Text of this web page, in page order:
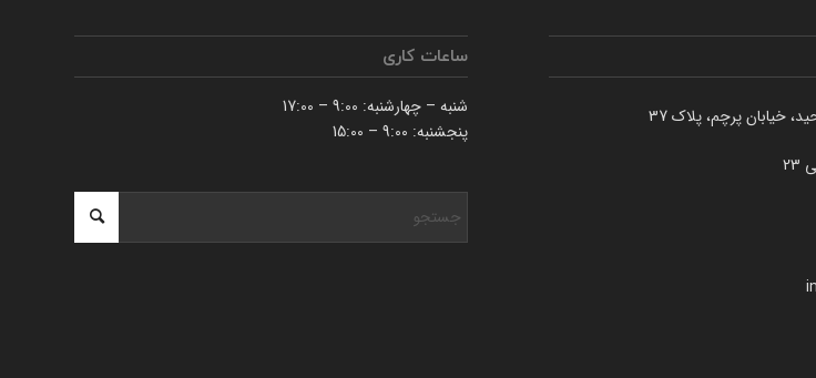
خیابان پرچم، پلاک 37
ساعات کاری
شنبه – چهارشنبه: 9:00 – 17:00
پنجشنبه: 9:00 – 15:00